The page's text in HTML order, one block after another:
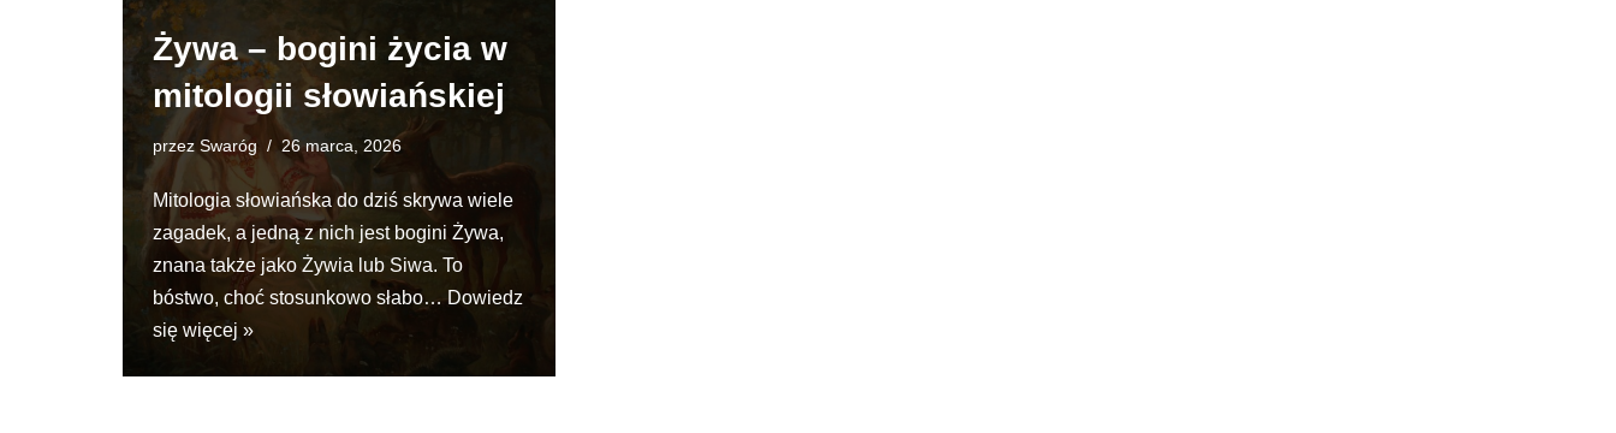
Żywa – bogini życia w
mitologii słowiańskiej
przez Swaróg 26 marca, 2026
Mitologia słowiańska do dziś skrywa wiele
zagadek, a jedną z nich jest bogini Żywa,
znana także jako Żywia lub Siwa. To
bóstwo, choć stosunkowo słabo… Dowiedz
się więcej »